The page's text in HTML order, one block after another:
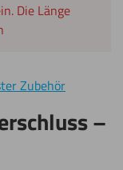
Die Länge
Zubehör
–